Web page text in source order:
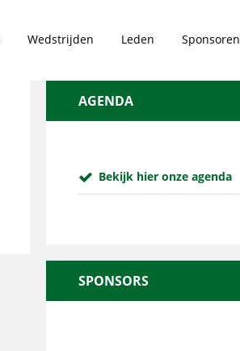
Wedstrijden Leden Sponsoren
AGENDA
Bekijk hier onze agenda
SPONSORS